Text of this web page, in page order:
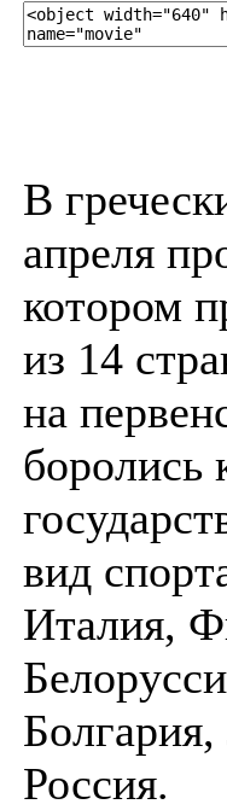
В
апреля
котором
из 14
на
боролись
вид
Италия,
Россия.